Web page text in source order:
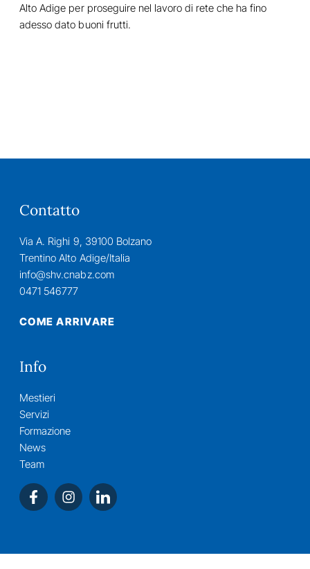
Alto Adige per proseguire nel lavoro di rete che ha fino
adesso dato buoni frutti.
Contatto
Via A. Righi 9, 39100 Bolzano
Trentino Alto Adige/Italia
info@shv.cnabz.com
0471 546777
COME ARRIVARE
Info
Mestieri
Servizi
Formazione
News
Team